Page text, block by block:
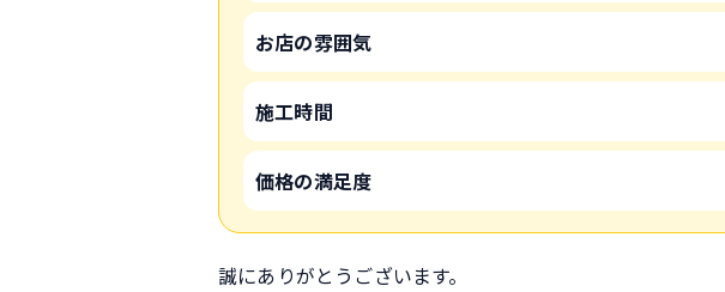
お店の雰囲気
施工時間
価格の満足度
誠にありがとうございます。